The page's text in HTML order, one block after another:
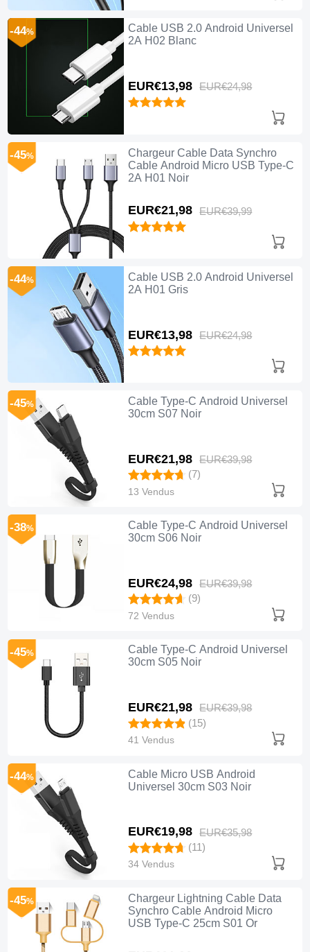
Cable USB 2.0 Android Universel
2A H02 Blanc
EUR€13,98 EUR€24,98
-44%
Chargeur Cable Data Synchro
Cable Android Micro USB Type-C
2A H01 Noir
EUR€21,98 EUR€39,99
-45%
Cable USB 2.0 Android Universel
2A H01 Gris
EUR€13,98 EUR€24,98
-44%
Cable Type-C Android Universel
30cm S07 Noir
EUR€21,98 EUR€39,98
-45%
(7)
13 Vendus
Cable Type-C Android Universel
30cm S06 Noir
EUR€24,98 EUR€39,98
-38%
(9)
72 Vendus
Cable Type-C Android Universel
30cm S05 Noir
EUR€21,98 EUR€39,98
-45%
(15)
41 Vendus
Cable Micro USB Android
Universel 30cm S03 Noir
EUR€19,98 EUR€35,98
-44%
(11)
34 Vendus
Chargeur Lightning Cable Data
Synchro Cable Android Micro
USB Type-C 25cm S01 Or
-45%